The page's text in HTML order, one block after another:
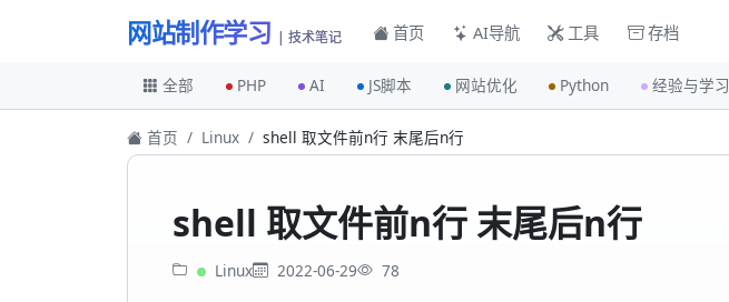
网站制作学习 | 技术笔记 首页 AI导航 工具 存档
全部 PHP AI JS脚本 网站优化 Python 经验与学习
首页 Linux shell 取文件前n行 末尾后n行
shell 取文件前n行 末尾后n行
Linux 2022-06-29 78